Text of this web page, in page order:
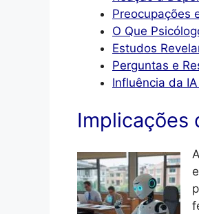
Preocupações
O Que
Estudos
Perguntas e
Influência da
Implicações